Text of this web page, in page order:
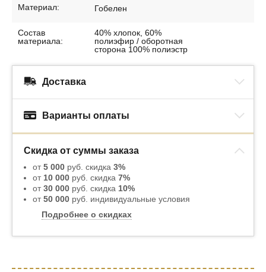
Материал: Гобелен
Состав
материала:
40% хлопок, 60%
полиэфир / оборотная
сторона 100% полиэстр
Доставка
Варианты оплаты
Скидка от суммы заказа
от5 000 руб. скидка 3%
от 10 000 руб. скидка 7%
от30 000 руб. скидка 10%
от50 000 руб. индивидуальные условия
Подробнее о скидках